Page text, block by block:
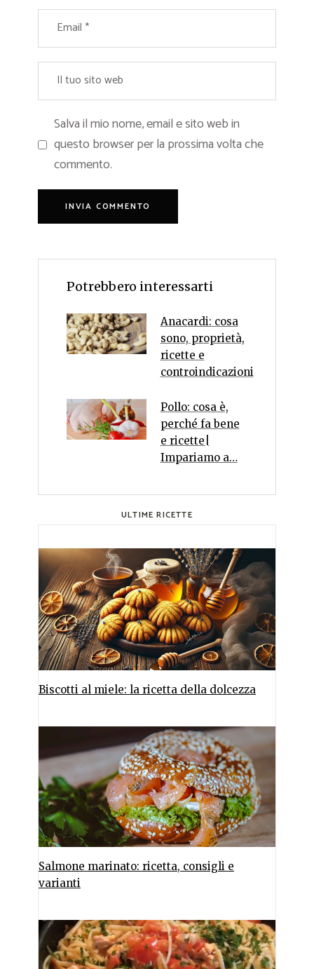
Salva il mio nome, email e sito web in
questo browser per la prossima volta che
commento.
Potrebbero interessarti
Anacardi: cosa
sono, proprietà,
ricette e
controindicazioni
Pollo: cosa è,
perché fa bene
e ricette|
Impariamo a…
ULTIME RICETTE
Biscotti al miele: la ricetta della dolcezza
Salmone marinato: ricetta, consigli e
varianti